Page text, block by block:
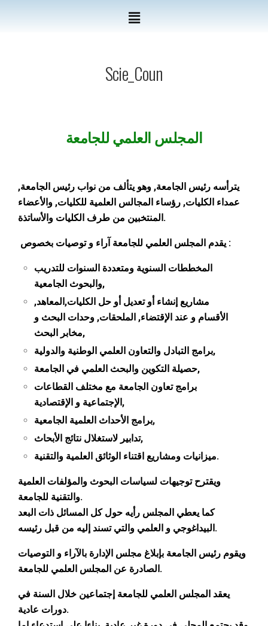
Scie_Coun
المجلس العلمي للجامعة
يترأسه رئيس الجامعة, وهو يتألف من نواب رئيس الجامعة,
عمداء الكليات, رؤساء المجالس العلمية للكليات, والأعضاء
المنتخبين من طرف الكليات والأساتذة.
يقدم المجلس العلمي للجامعة آراء و توصيات بخصوص :
المخططات السنوية ومتعددة السنوات للتدريب
والبحوث الجامعية,
مشاريع إنشاء أو تعديل أو حل الكليات,المعاهد,
الأقسام و عند اﻹقتضاء, الملحقات, وحدات البحث و
مخابر البحث,
برامج التبادل والتعاون العلمي الوطنية والدولية,
حصيلة التكوين والبحث العلمي في الجامعة,
برامج تعاون الجامعة مع مختلف القطاعات
الإجتماعية و الإقتصادية,
برامج الأحداث العلمية الجامعية,
تدابير لاستغلال نتائج الأبحاث,
ميزانيات ومشاريع اقتناء الوثائق العلمية والتقنية.
ويقترح توجيهات لسياسات البحوث والمؤلفات العلمية
والتقنية للجامعة.
كما يعطي المجلس رأيه حول كل المسائل ذات البعد
البيداغوجي و العلمي والتي تسند إليه من قبل رئيسه.
ويقوم رئيس الجامعة بإبلاغ مجلس الإدارة باﻵراء و التوصيات
الصادرة عن المجلس العلمي للجامعة.
يعقد المجلس العلمي للجامعة إجتماعين خلال السنة في
دورات عادية.